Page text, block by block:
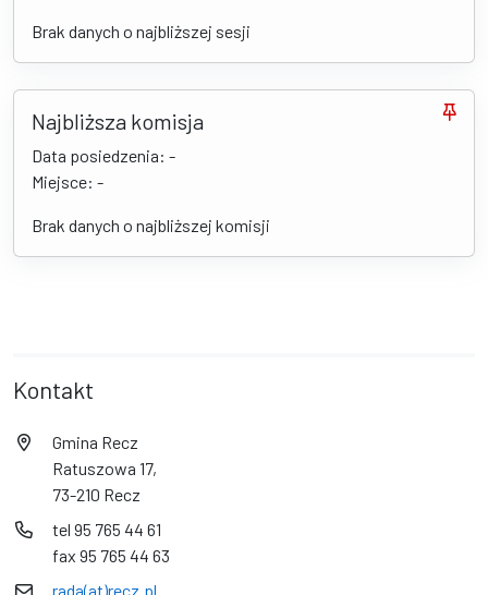
Brak danych o najbliższej sesji
Najbliższa komisja
Data posiedzenia: -
Miejsce: -
Brak danych o najbliższej komisji
Kontakt
Gmina Recz
Ratuszowa 17,
73-210 Recz
tel 95 765 44 61
fax 95 765 44 63
rada(at)recz.pl